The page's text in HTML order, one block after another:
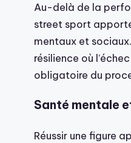
Au-delà de la
street sport
mentaux et
résilience où
obligatoire du
Santé mentale
Réussir une figure